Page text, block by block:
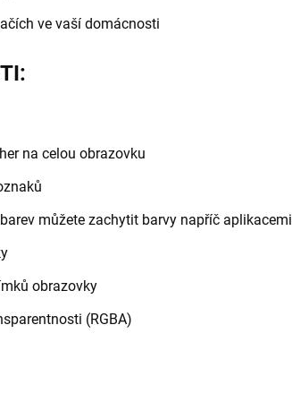
ve vaší domácnosti
na celou obrazovku
můžete zachytit barvy napříč aplikacemi
obrazovky
(RGBA)